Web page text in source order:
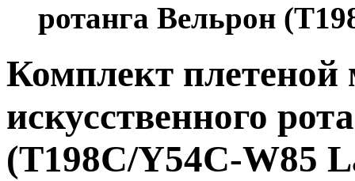
ротанга Вельрон
Комплект плетеной
искусственного
(T198C/Y54C-W85